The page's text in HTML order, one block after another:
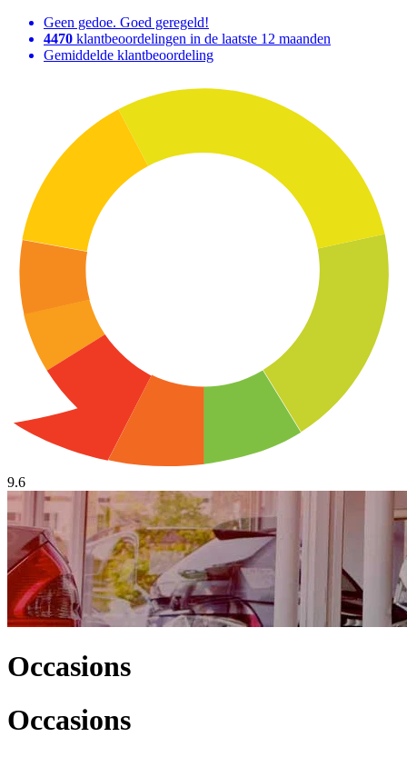
Geen gedoe. Goed geregeld!
4470 klantbeoordelingen in de laatste 12 maanden
Gemiddelde klantbeoordeling
9.6
Occasions
Occasions